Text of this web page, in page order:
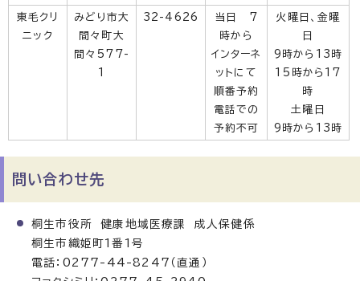
東毛クリ
ニック
みどり市大
間々町大
間々577-
1
32-4626
当日 7
時から
インターネ
ットにて
順番予約
電話での
予約不可
火曜日、金曜
日
9時から13時
15時から17
時
土曜日
9時から13時
問い合わせ先
桐生市役所 健康地域医療課 成人保健係
桐生市織姫町1番1号
電話：0277-44-8247（直通）